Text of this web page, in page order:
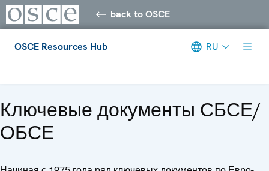
back to OSCE
OSCE Resources Hub RU
Ключевые документы СБСЕ/
ОБСЕ